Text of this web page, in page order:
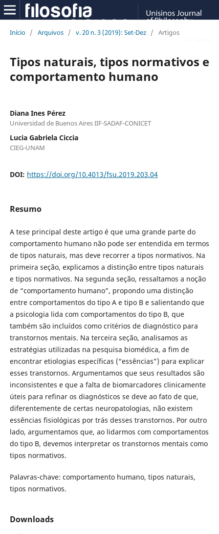
Início / Arquivos / v. 20 n. 3 (2019): Set-Dez / Artigos
Tipos naturais, tipos normativos e
comportamento humano
Diana Ines Pérez
Universidad de Buenos Aires IIF-SADAF-CONICET
Lucia Gabriela Ciccia
CIEG-UNAM
DOI: https://doi.org/10.4013/fsu.2019.203.04
Resumo
A tese principal deste artigo é que uma grande parte do
comportamento humano não pode ser entendida em termos
de tipos naturais, mas deve recorrer a tipos normativos. Na
primeira seção, explicamos a distinção entre tipos naturais
e tipos normativos. Na segunda seção, ressaltamos a noção
de “comportamento humano”, propondo uma distinção
entre comportamentos do tipo A e tipo B e salientando que
a psicologia lida com comportamentos do tipo B, que
também são incluídos como critérios de diagnóstico para
transtornos mentais. Na terceira seção, analisamos as
estratégias utilizadas na pesquisa biomédica, a fim de
encontrar etiologias específicas (“essências”) para explicar
esses transtornos. Argumentamos que seus resultados são
inconsistentes e que a falta de biomarcadores clinicamente
úteis para refinar os diagnósticos se deve ao fato de que,
diferentemente de certas neuropatologias, não existem
essências fisiológicas por trás desses transtornos. Por outro
lado, argumentamos que, ao lidarmos com comportamentos
do tipo B, devemos interpretar os transtornos mentais como
tipos normativos.
Palavras-chave: comportamento humano, tipos naturais,
tipos normativos.
Downloads